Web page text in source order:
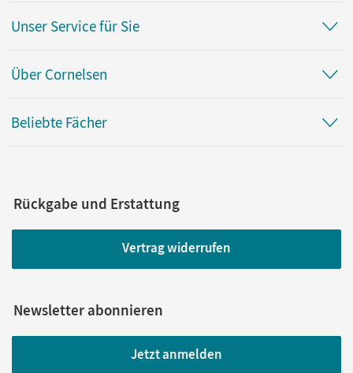
Unser Service für Sie
Über Cornelsen
Beliebte Fächer
Rückgabe und Erstattung
Vertrag widerrufen
Newsletter abonnieren
Jetzt anmelden